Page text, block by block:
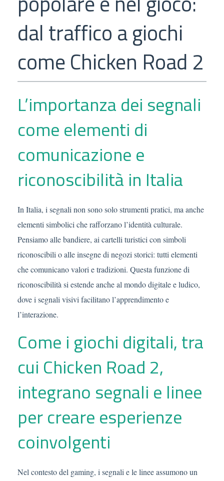
dal traffico a giochi
come Chicken Road 2
L’importanza dei segnali
come elementi di
comunicazione e
riconoscibilità in Italia
In Italia, i segnali non sono solo strumenti pratici, ma anche
elementi simbolici che rafforzano l’identità culturale.
Pensiamo alle bandiere, ai cartelli turistici con simboli
riconoscibili o alle insegne di negozi storici: tutti elementi
che comunicano valori e tradizioni. Questa funzione di
riconoscibilità si estende anche al mondo digitale e ludico,
dove i segnali visivi facilitano l’apprendimento e
l’interazione.
Come i giochi digitali, tra
cui Chicken Road 2,
integrano segnali e linee
per creare esperienze
coinvolgenti
Nel contesto del gaming, i segnali e le linee assumono un